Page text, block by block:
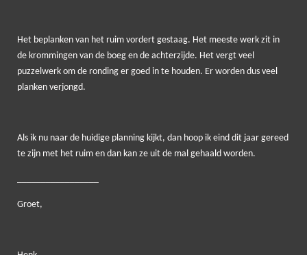
Het beplanken van het ruim vordert gestaag. Het meeste werk zit in
de krommingen van de boeg en de achterzijde. Het vergt veel
puzzelwerk om de ronding er goed in te houden. Er worden dus veel
planken verjongd.
Als ik nu naar de huidige planning kijkt, dan hoop ik eind dit jaar gereed
te zijn met het ruim en dan kan ze uit de mal gehaald worden.
Groet,